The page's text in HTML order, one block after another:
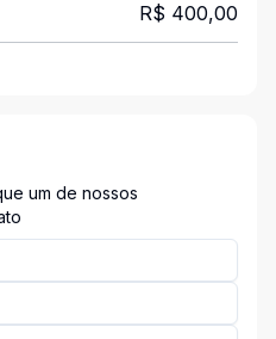
R$ 400,00
um de nossos